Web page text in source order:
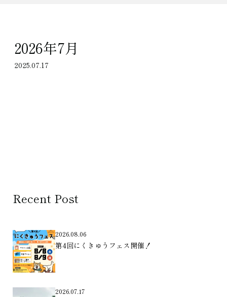
2026年7月
2025.07.17
Recent Post
2026.08.06
第4回にくきゅうフェス開催！
2026.07.17